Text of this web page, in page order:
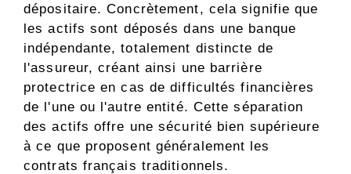
dépositaire. Concrètement, cela signifie que
les actifs sont déposés dans une banque
indépendante, totalement distincte de
l'assureur, créant ainsi une barrière
protectrice en cas de difficultés financières
de l'une ou l'autre entité. Cette séparation
des actifs offre une sécurité bien supérieure
à ce que proposent généralement les
contrats français traditionnels.